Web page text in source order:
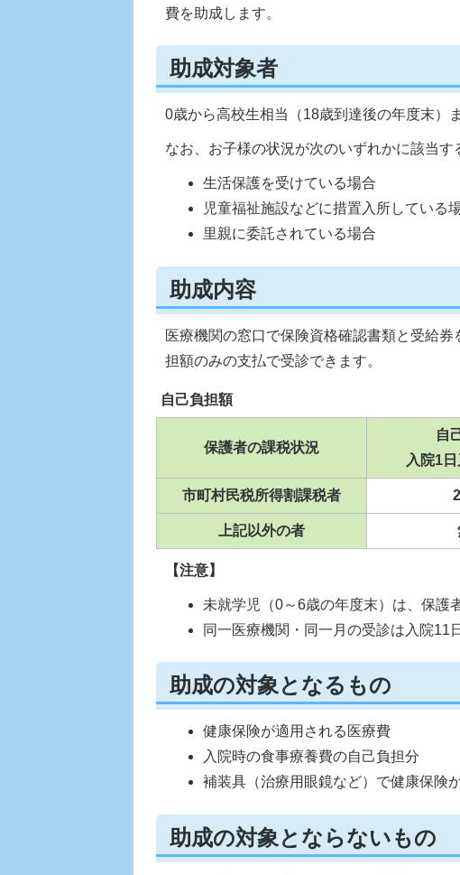
費を助成します。
助成対象者
0歳から高校生相当（18歳到達後の年度末）
なお、お子様の状況が次のいずれかに該当す
生活保護を受けている場合
児童福祉施設などに措置入所している
里親に委託されている場合
助成内容
医療機関の窓口で保険資格確認書類と受給
担額のみの支払で受診できます。
自己負担額
保護者の課税状況
自
入院1
市町村民税所得割課税者
上記以外の者
【注意】
未就学児（0～6歳の年度末）は、保護
同一医療機関・同一月の受診は入院11
助成の対象となるもの
健康保険が適用される医療費
入院時の食事療養費の自己負担分
補装具（治療用眼鏡など）で健康保険
助成の対象とならないもの